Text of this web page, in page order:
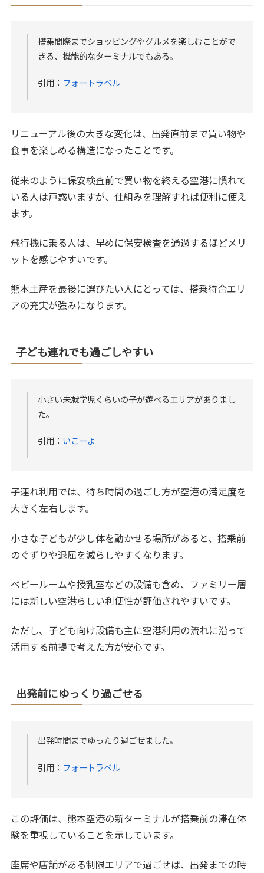
搭乗間際までショッピングやグルメを楽しむことがで
きる、機能的なターミナルでもある。
引用： フォートラベル
リニューアル後の大きな変化は、出発直前まで買い物や
食事を楽しめる構造になったことです。
従来のように保安検査前で買い物を終える空港に慣れて
いる人は戸惑いますが、仕組みを理解すれば便利に使え
ます。
飛行機に乗る人は、早めに保安検査を通過するほどメリ
ットを感じやすいです。
熊本土産を最後に選びたい人にとっては、搭乗待合エリ
アの充実が強みになります。
子ども連れでも過ごしやすい
小さい未就学児くらいの子が遊べるエリアがありまし
た。
引用： いこーよ
子連れ利用では、待ち時間の過ごし方が空港の満足度を
大きく左右します。
小さな子どもが少し体を動かせる場所があると、搭乗前
のぐずりや退屈を減らしやすくなります。
ベビールームや授乳室などの設備も含め、ファミリー層
には新しい空港らしい利便性が評価されやすいです。
ただし、子ども向け設備も主に空港利用の流れに沿って
活用する前提で考えた方が安心です。
出発前にゆっくり過ごせる
出発時間までゆったり過ごせました。
引用： フォートラベル
この評価は、熊本空港の新ターミナルが搭乗前の滞在体
験を重視していることを示しています。
座席や店舗がある制限エリアで過ごせば、出発までの時